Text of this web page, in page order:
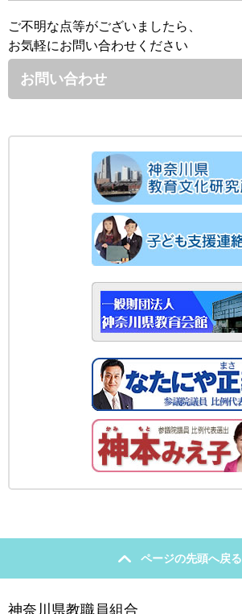
ご不明な点等がございましたら、
お気軽にお問い合わせください
お問い合わせ
ページの先頭へ戻る
神奈川県教職員組合